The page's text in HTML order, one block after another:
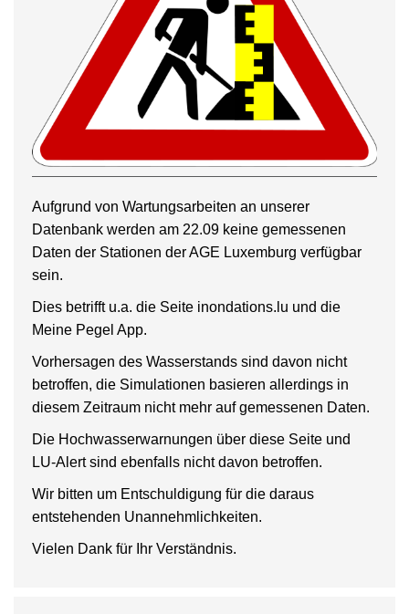
Aufgrund von Wartungsarbeiten an unserer
Datenbank werden am 22.09 keine gemessenen
Daten der Stationen der AGE Luxemburg verfügbar
sein.
Dies betrifft u.a. die Seite inondations.lu und die
Meine Pegel App.
Vorhersagen des Wasserstands sind davon nicht
betroffen, die Simulationen basieren allerdings in
diesem Zeitraum nicht mehr auf gemessenen Daten.
Die Hochwasserwarnungen über diese Seite und
LU-Alert sind ebenfalls nicht davon betroffen.
Wir bitten um Entschuldigung für die daraus
entstehenden Unannehmlichkeiten.
Vielen Dank für Ihr Verständnis.